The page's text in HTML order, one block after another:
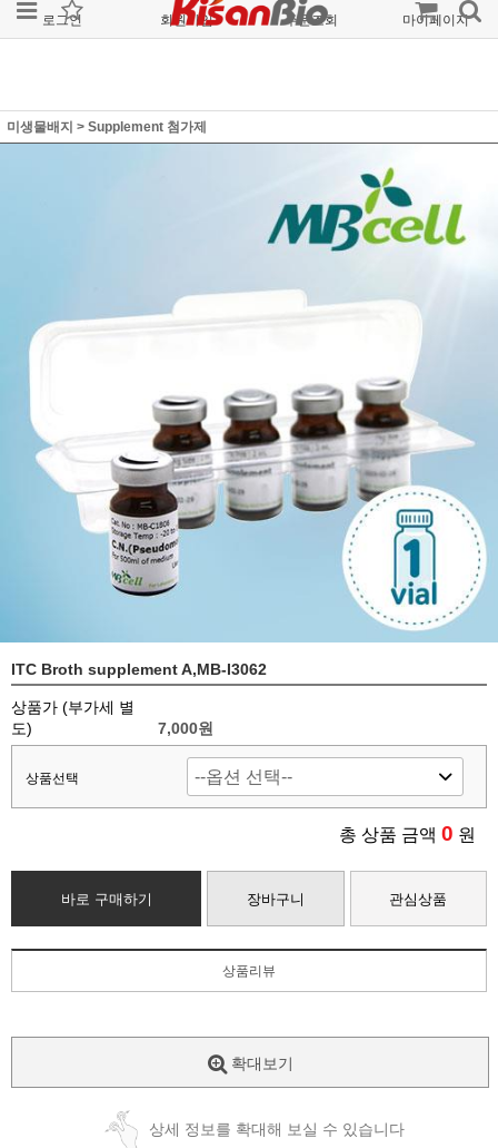
로그인 회원가입 주문조회 마이페이지
미생물배지 > Supplement 첨가제
ITC Broth supplement A,MB-I3062
상품가 (부가세 별
도)
7,000원
상품선택
총 상품 금액 0 원
바로 구매하기 장바구니 관심상품
상품리뷰
확대보기
상세 정보를 확대해 보실 수 있습니다